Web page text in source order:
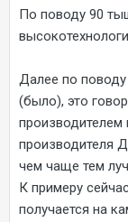
По поводу 90
Далее по поводу
(было), это
производителем
производителя
чем чаще тем
К примеру
получается на